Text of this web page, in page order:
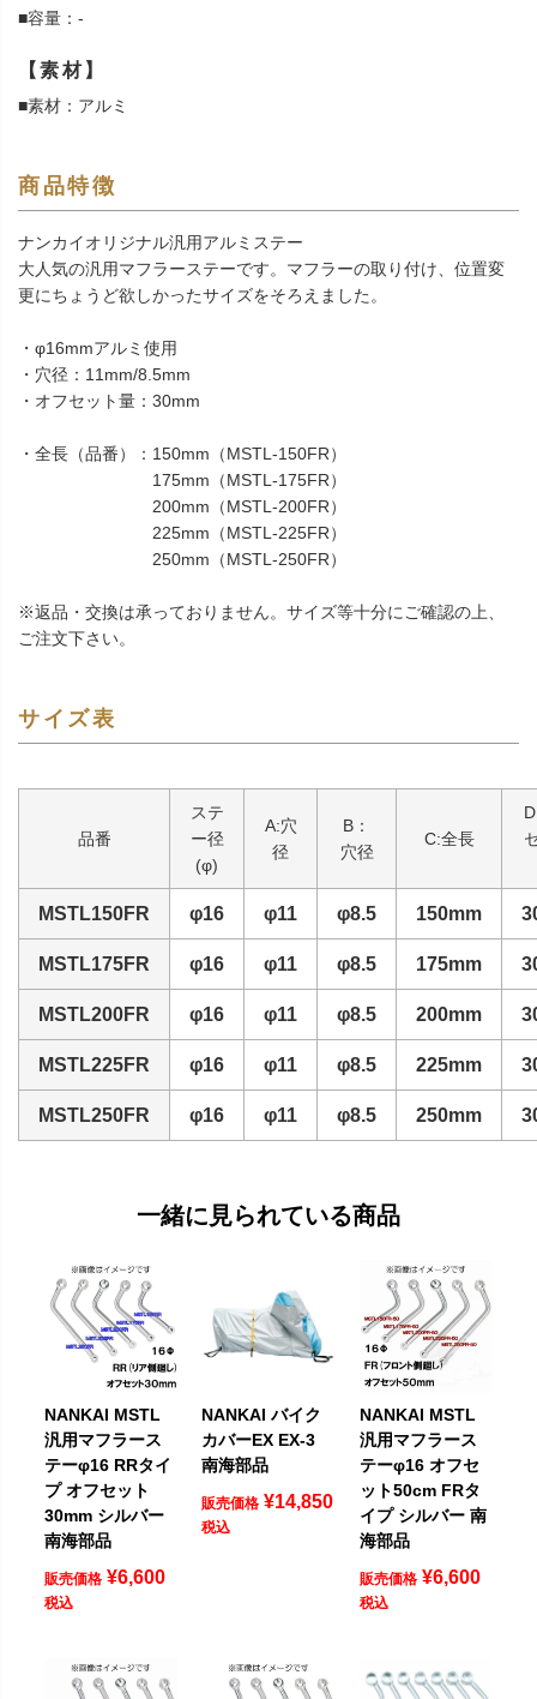
■容量：-
【素材】
■素材：アルミ
商品特徴
ナンカイオリジナル汎用アルミステー
大人気の汎用マフラーステーです。マフラーの取り付け、位置変
更にちょうど欲しかったサイズをそろえました。
・φ16mmアルミ使用
・穴径：11mm/8.5mm
・オフセット量：30mm
・全長（品番）：150mm（MSTL-150FR）
175mm（MSTL-175FR）
200mm（MSTL-200FR）
225mm（MSTL-225FR）
250mm（MSTL-250FR）
※返品・交換は承っておりません。サイズ等十分にご確認の上、
ご注文下さい。
サイズ表
品番
ステ
ー径
(φ)
A:穴
径
B：
穴径
C:全長
MSTL150FR φ16 φ11 φ8.5 150mm
MSTL175FR φ16 φ11 φ8.5 175mm
MSTL200FR φ16 φ11 φ8.5 200mm
MSTL225FR φ16 φ11 φ8.5 225mm
MSTL250FR φ16 φ11 φ8.5 250mm
一緒に見られている商品
NANKAI MSTL
汎用マフラース
テーφ16 RRタイ
プ オフセット
30mm シルバー
南海部品
販売価格 ¥6,600
税込
NANKAI バイク
カバーEX EX-3
南海部品
販売価格 ¥14,850
税込
NANKAI MSTL
汎用マフラース
テーφ16 オフセ
ット50cm FRタ
イプ シルバー 南
海部品
販売価格 ¥6,600
税込